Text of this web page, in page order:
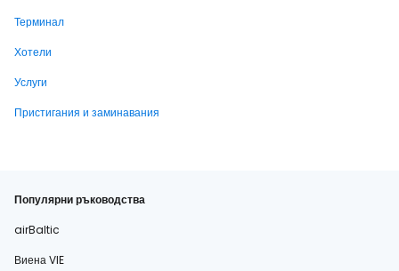
Терминал
Хотели
Услуги
Пристигания и заминавания
Популярни ръководства
airBaltic
Виена VIE